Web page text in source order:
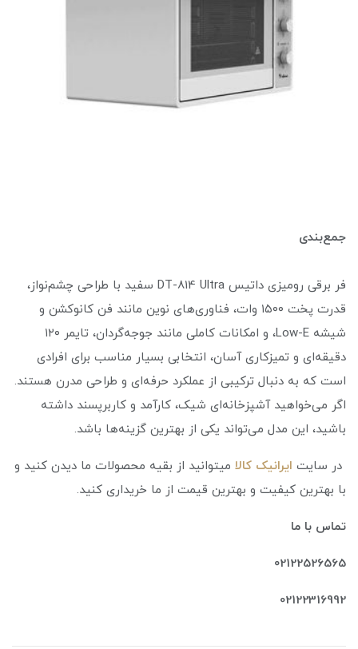
جمع‌بندی
فر برقی رومیزی داتیس DT-814 Ultra سفید با طراحی چشم‌نواز،
قدرت پخت ۱۵۰۰ وات، فناوری‌های نوین مانند فن کانوکشن و
شیشه Low-E، و امکانات کاملی مانند جوجه‌گردان، تایمر ۱۲۰
دقیقه‌ای و تمیزکاری آسان، انتخابی بسیار مناسب برای افرادی
است که به دنبال ترکیبی از عملکرد حرفه‌ای و طراحی مدرن هستند.
اگر می‌خواهید آشپزخانه‌ای شیک، کارآمد و کاربرپسند داشته
باشید، این مدل می‌تواند یکی از بهترین گزینه‌ها باشد.
در سایت ایرانیک کالا میتوانید از بقیه محصولات ما دیدن کنید و
با بهترین کیفیت و بهترین قیمت از ما خریداری کنید.
تماس با ما
02122526565
02122316992